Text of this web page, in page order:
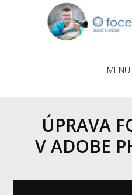
MENU
ÚPRAVA
V ADOBE